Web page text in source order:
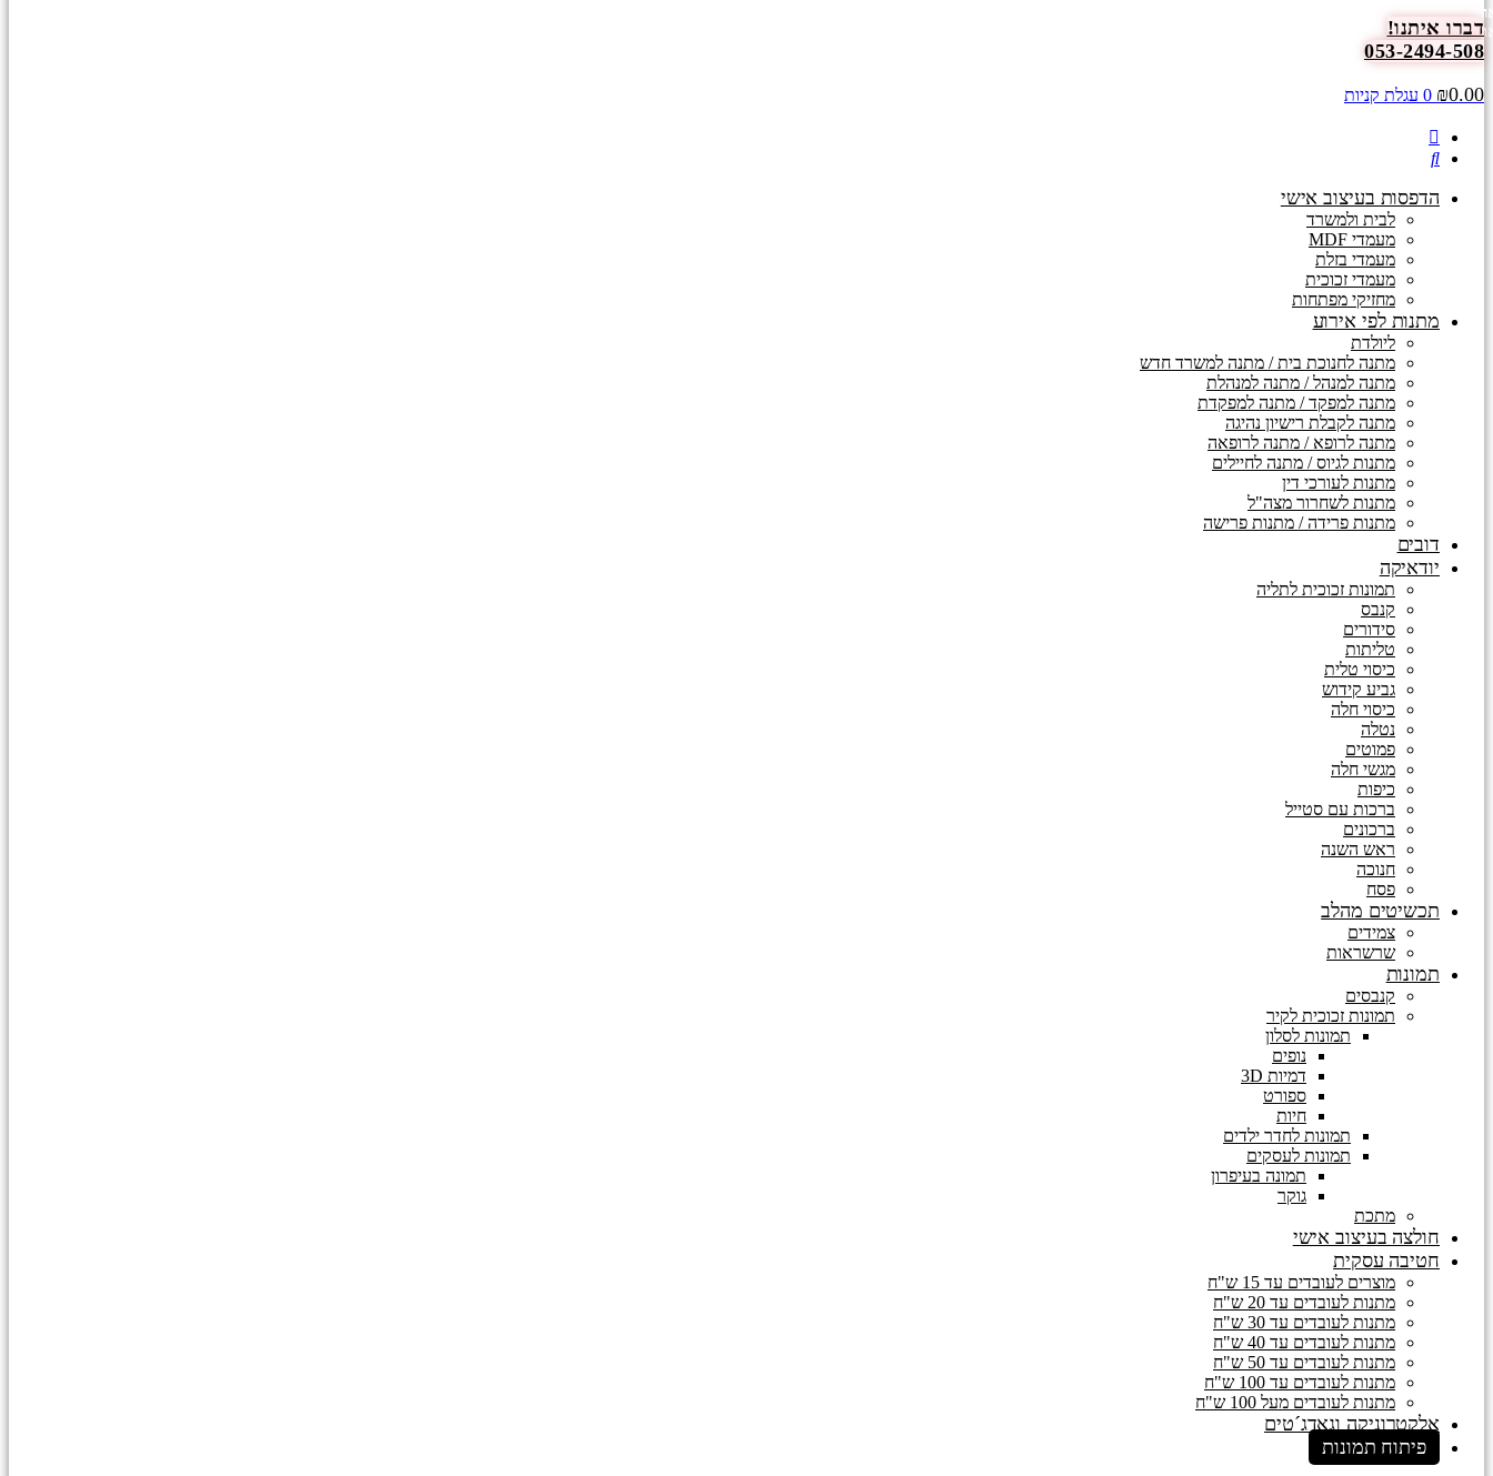
דלג
לתוכן
כדור פורח מהיום למחר
לא פעיל בשבת
דברו איתנו!
053-2494-508
₪0.00
0 עגלת קניות
הדפסות בעיצוב אישי
לבית ולמשרד
מעמדי MDF
מעמדי בזלת
מעמדי זכוכית
מחזיקי מפתחות
מתנות לפי אירוע
ליולדת
מתנה לחנוכת בית / מתנה למשרד חדש
מתנה למנהל / מתנה למנהלת
מתנה למפקד / מתנה למפקדת
מתנה לקבלת רישיון נהיגה
מתנה לרופא / מתנה לרופאה
מתנות לגיוס / מתנה לחיילים
מתנות לעורכי דין
מתנות לשחרור מצה"ל
מתנות פרידה / מתנות פרישה
דובים
יודאיקה
תמונות זכוכית לתליה
קנבס
סידורים
טליתות
כיסוי טלית
גביע קידוש
כיסוי חלה
נטלה
פמוטים
מגשי חלה
כיפות
ברכות עם סטייל
ברכונים
ראש השנה
חנוכה
פסח
תכשיטים מהלב
צמידים
שרשראות
תמונות
קנבסים
תמונות זכוכית לקיר
תמונות לסלון
נופים
דמיות 3D
ספורט
חיות
תמונות לחדר ילדים
תמונות לעסקים
תמונה בעיפרון
גוקר
מתכת
חולצה בעיצוב אישי
חטיבה עסקית
מוצרים לעובדים עד 15 ש"ח
מתנות לעובדים עד 20 ש"ח
מתנות לעובדים עד 30 ש"ח
מתנות לעובדים עד 40 ש"ח
מתנות לעובדים עד 50 ש"ח
מתנות לעובדים עד 100 ש"ח
מתנות לעובדים מעל 100 ש"ח
אלקטרוניקה וגאדג´טים
פיתוח תמונות